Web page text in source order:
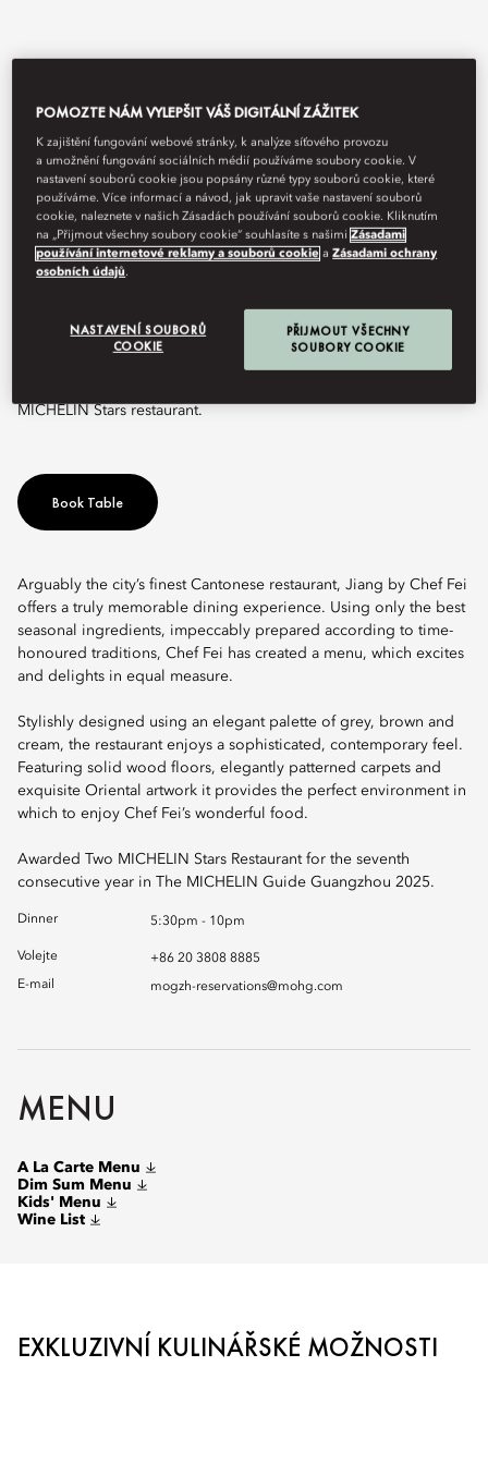
View All
JIANG BY CHEF FEI
MICHELIN Stars restaurant.
Book Table
Arguably the city’s finest Cantonese restaurant, Jiang by Chef Fei
offers a truly memorable dining experience. Using only the best
seasonal ingredients, impeccably prepared according to time-
honoured traditions, Chef Fei has created a menu, which excites
and delights in equal measure.
Stylishly designed using an elegant palette of grey, brown and
cream, the restaurant enjoys a sophisticated, contemporary feel.
Featuring solid wood floors, elegantly patterned carpets and
exquisite Oriental artwork it provides the perfect environment in
which to enjoy Chef Fei’s wonderful food.
Awarded Two MICHELIN Stars Restaurant for the seventh
consecutive year in The MICHELIN Guide Guangzhou 2025.
Dinner 5:30pm - 10pm
Volejte
+86 20 3808 8885
E-mail
mogzh-reservations@mohg.com
MENU
A La Carte Menu
Dim Sum Menu
Kids' Menu
Wine List
EXKLUZIVNÍ KULINÁŘSKÉ MOŽNOSTI
POMOZTE NÁM VYLEPŠIT VÁŠ DIGITÁLNÍ ZÁŽITEK
K zajištění fungování webové stránky, k analýze síťového provozu
a umožnění fungování sociálních médií používáme soubory cookie. V
nastavení souborů cookie jsou popsány různé typy souborů cookie, které
používáme. Více informací a návod, jak upravit vaše nastavení souborů
cookie, naleznete v našich Zásadách používání souborů cookie. Kliknutím
na „Přijmout všechny soubory cookie“ souhlasíte s našimiZásadami
používání internetové reklamy a souborů cookie aZásadami ochrany
osobních údajů.
NASTAVENÍ SOUBORŮ
COOKIE
PŘIJMOUT VŠECHNY
SOUBORY COOKIE